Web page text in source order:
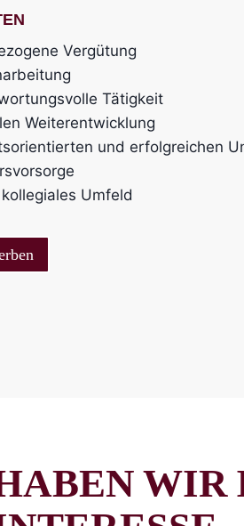
Vergütung
Tätigkeit
Weiterentwicklung
und erfolgreichen
Umfeld
WIR